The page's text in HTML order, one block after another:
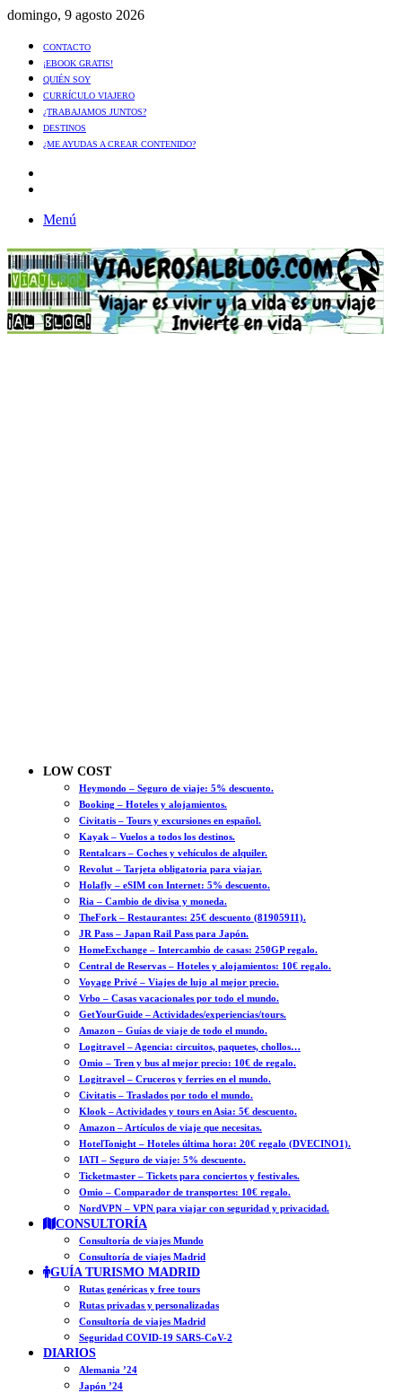
domingo, 9 agosto 2026
CONTACTO
¡EBOOK GRATIS!
QUIÉN SOY
CURRÍCULO VIAJERO
¿TRABAJAMOS JUNTOS?
DESTINOS
¿ME AYUDAS A CREAR CONTENIDO?
Menú
LOW COST
Heymondo – Seguro de viaje: 5% descuento.
Booking – Hoteles y alojamientos.
Civitatis – Tours y excursiones en español.
Kayak – Vuelos a todos los destinos.
Rentalcars – Coches y vehículos de alquiler.
Revolut – Tarjeta obligatoria para viajar.
Holafly – eSIM con Internet: 5% descuento.
Ria – Cambio de divisa y moneda.
TheFork – Restaurantes: 25€ descuento (81905911).
JR Pass – Japan Rail Pass para Japón.
HomeExchange – Intercambio de casas: 250GP regalo.
Central de Reservas – Hoteles y alojamientos: 10€ regalo.
Voyage Privé – Viajes de lujo al mejor precio.
Vrbo – Casas vacacionales por todo el mundo.
GetYourGuide – Actividades/experiencias/tours.
Amazon – Guías de viaje de todo el mundo.
Logitravel – Agencia: circuitos, paquetes, chollos…
Omio – Tren y bus al mejor precio: 10€ de regalo.
Logitravel – Cruceros y ferries en el mundo.
Civitatis – Traslados por todo el mundo.
Klook – Actividades y tours en Asia: 5€ descuento.
Amazon – Artículos de viaje que necesitas.
HotelTonight – Hoteles última hora: 20€ regalo (DVECINO1).
IATI – Seguro de viaje: 5% descuento.
Ticketmaster – Tickets para conciertos y festivales.
Omio – Comparador de transportes: 10€ regalo.
NordVPN – VPN para viajar con seguridad y privacidad.
CONSULTORÍA
Consultoría de viajes Mundo
Consultoría de viajes Madrid
GUÍA TURISMO MADRID
Rutas genéricas y free tours
Rutas privadas y personalizadas
Consultoría de viajes Madrid
Seguridad COVID-19 SARS-CoV-2
DIARIOS
Alemania ’24
Japón ’24